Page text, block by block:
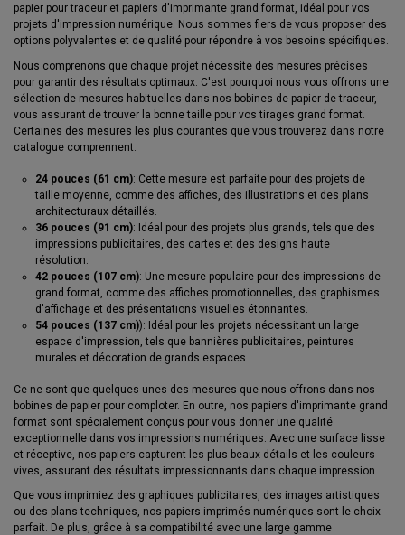
papier pour traceur et papiers d'imprimante grand format, idéal pour vos
projets d'impression numérique. Nous sommes fiers de vous proposer des
options polyvalentes et de qualité pour répondre à vos besoins spécifiques.
Nous comprenons que chaque projet nécessite des mesures précises
pour garantir des résultats optimaux. C'est pourquoi nous vous offrons une
sélection de mesures habituelles dans nos bobines de papier de traceur,
vous assurant de trouver la bonne taille pour vos tirages grand format.
Certaines des mesures les plus courantes que vous trouverez dans notre
catalogue comprennent:
24 pouces (61 cm): Cette mesure est parfaite pour des projets de
taille moyenne, comme des affiches, des illustrations et des plans
architecturaux détaillés.
36 pouces (91 cm): Idéal pour des projets plus grands, tels que des
impressions publicitaires, des cartes et des designs haute
résolution.
42 pouces (107 cm): Une mesure populaire pour des impressions de
grand format, comme des affiches promotionnelles, des graphismes
d'affichage et des présentations visuelles étonnantes.
54 pouces (137 cm)): Idéal pour les projets nécessitant un large
espace d'impression, tels que bannières publicitaires, peintures
murales et décoration de grands espaces.
Ce ne sont que quelques-unes des mesures que nous offrons dans nos
bobines de papier pour comploter. En outre, nos papiers d'imprimante grand
format sont spécialement conçus pour vous donner une qualité
exceptionnelle dans vos impressions numériques. Avec une surface lisse
et réceptive, nos papiers capturent les plus beaux détails et les couleurs
vives, assurant des résultats impressionnants dans chaque impression.
Que vous imprimiez des graphiques publicitaires, des images artistiques
ou des plans techniques, nos papiers imprimés numériques sont le choix
parfait. De plus, grâce à sa compatibilité avec une large gamme